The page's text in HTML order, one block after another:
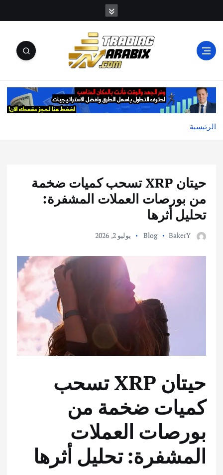
م
والكريبتو
الرئيسية
حيتان XRP تسحب كميات ضخمة
من بورصات العملات المشفرة:
تحليل أثرها
BakerY
Blog يوليو 2, 2026
حيتان XRP تسحب
كميات ضخمة من
بورصات العملات
المشفرة: تحليل أثرها